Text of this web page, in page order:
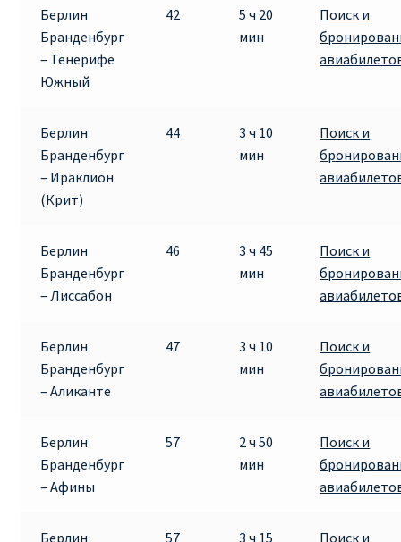
Берлин
Бранденбург
– Тенерифе
Южный
42
5 ч 20
мин
Поиск и
Берлин
Бранденбург
– Ираклион
(Крит)
44
3 ч 10
мин
Поиск и
Берлин
Бранденбург
– Лиссабон
46
3 ч 45
мин
Поиск и
Берлин
Бранденбург
– Аликанте
47
3 ч 10
мин
Поиск и
Берлин
Бранденбург
– Афины
57
2 ч 50
мин
Поиск и
Берлин 57 3 ч 15 Поиск и